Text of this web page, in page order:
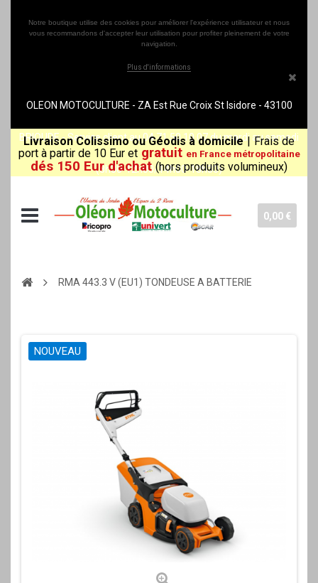
Notre boutique utilise des cookies pour améliorer l'expérience utilisateur et nous
vous recommandons d'accepter leur utilisation pour profiter pleinement de votre
navigation.
Plus d'informations
OLEON MOTOCULTURE - ZA Est Rue Croix St Isidore - 43100
BRIOUDE - Service client au 04 71 50 10 07 du mardi au samedi
(8h30-12h00/14h00-18h30)
Livraison Colissimo ou Géodis à domicile | Frais de
port à partir de 10 Eur et gratuit en France métropolitaine
dés 150 Eur d'achat (hors produits volumineux)
0,00 €
RMA 443.3 V (EU1) TONDEUSE A BATTERIE
NOUVEAU